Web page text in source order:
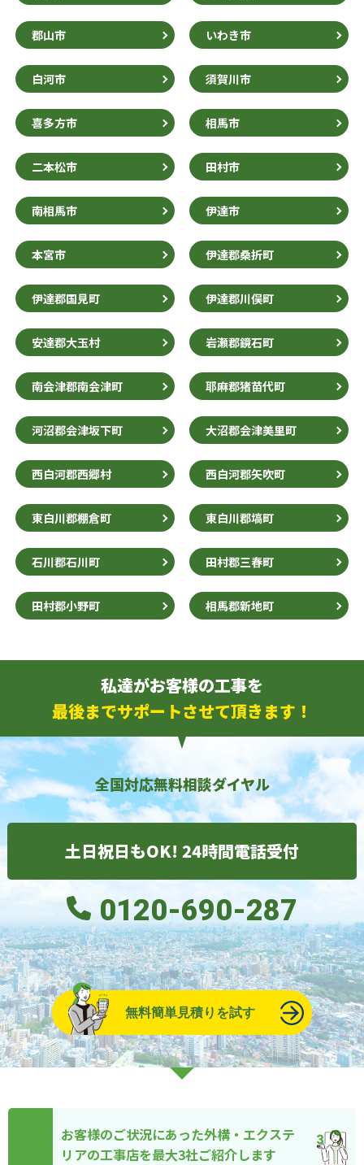
郡山市 いわき市
白河市 須賀川市
喜多方市 相馬市
二本松市 田村市
南相馬市 伊達市
本宮市 伊達郡桑折町
伊達郡国見町 伊達郡川俣町
安達郡大玉村 岩瀬郡鏡石町
南会津郡南会津町 耶麻郡猪苗代町
河沼郡会津坂下町 大沼郡会津美里町
西白河郡西郷村 西白河郡矢吹町
東白川郡棚倉町 東白川郡塙町
石川郡石川町 田村郡三春町
田村郡小野町 相馬郡新地町
私達がお客様の工事を
最後までサポートさせて頂きます！
全国対応無料相談ダイヤル
土日祝日もOK! 24時間電話受付
0120-690-287
無料簡単見積りを試す
お客様のご状況にあった外構・エクステ
リアの工事店を最大3社ご紹介します